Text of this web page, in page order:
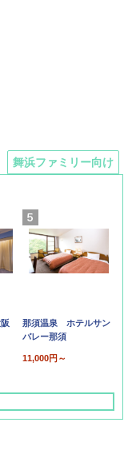
那須温泉 ホテルサン
バレー那須
11,000円～
舞浜ファミリー向け